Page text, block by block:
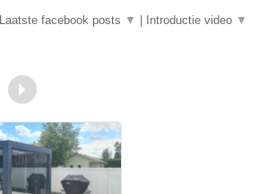
Laatste facebook posts ▼ Introductie video ▼